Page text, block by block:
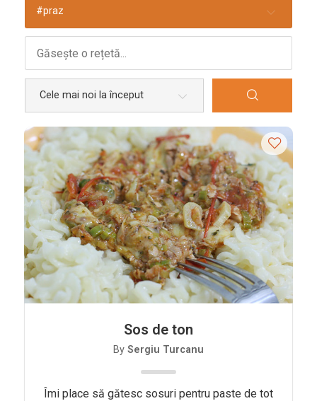
Toate rețetele
Categorii
Bucătării
Românească
Europeană
Italiană
Nord-Americană
Mexicană
Chineză
Adaugă rețetă
Revistă
Agenda și
#praz
Sos de ton
By Sergiu Turcanu
Îmi place să gătesc sosuri pentru paste de tot